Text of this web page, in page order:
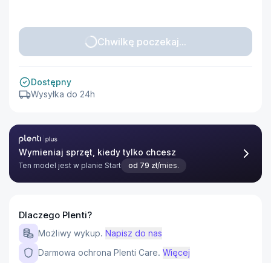
Chwilkę poczekaj...
Dostępny
Wysyłka do 24h
Plenti Plus
Wymieniaj sprzęt, kiedy tylko chcesz
Ten model jest w planie Start od 79 zł/mies.
Dlaczego Plenti?
Możliwy wykup. Napisz do nas
Darmowa ochrona Plenti Care. Więcej